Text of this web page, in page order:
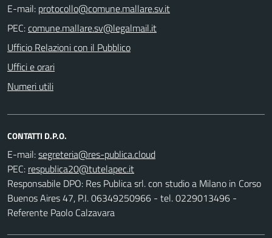
E-mail:
PEC:
Ufficio Relazioni con il Pubblico
Uffici e orari
Numeri utili
CONTATTI D.P.O.
E-mail:
PEC:
Responsabile DPO: Res Publica srl. con studio a Milano in Corso
Buenos Aires 47, P.I. 06349250966 - tel. 0229013496 -
Referente Paolo Calzavara